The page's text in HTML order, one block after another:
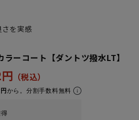
を実感
ーコート【ダントツ撥水LT】
から。分割手数料無料